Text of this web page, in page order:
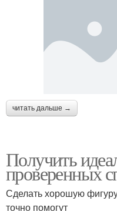
читать дальше →
Получить
проверенных
Сделать хорошую
точно помогут